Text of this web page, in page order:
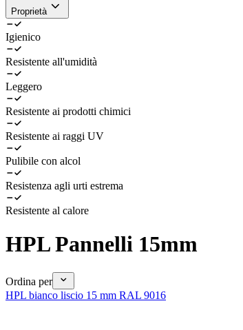
Proprietà
Igienico
Resistente all'umidità
Leggero
Resistente ai prodotti chimici
Resistente ai raggi UV
Pulibile con alcol
Resistenza agli urti estrema
Resistente al calore
HPL Pannelli 15mm
Ordina per
HPL bianco liscio 15 mm RAL 9016